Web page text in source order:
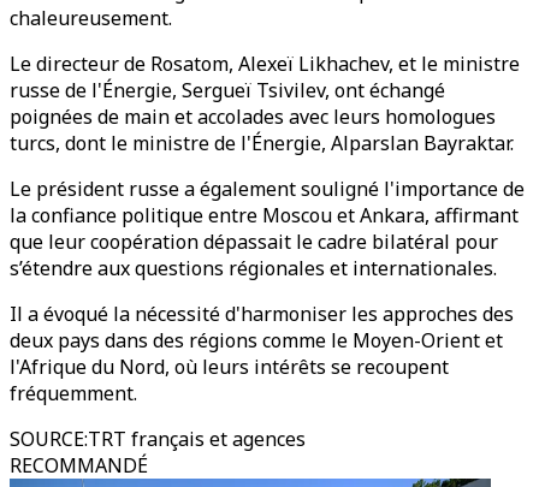
chaleureusement.
Le directeur de Rosatom, Alexeï Likhachev, et le ministre
russe de l'Énergie, Sergueï Tsivilev, ont échangé
poignées de main et accolades avec leurs homologues
turcs, dont le ministre de l'Énergie, Alparslan Bayraktar.
Le président russe a également souligné l'importance de
la confiance politique entre Moscou et Ankara, affirmant
que leur coopération dépassait le cadre bilatéral pour
s’étendre aux questions régionales et internationales.
Il a évoqué la nécessité d'harmoniser les approches des
deux pays dans des régions comme le Moyen-Orient et
l'Afrique du Nord, où leurs intérêts se recoupent
fréquemment.
SOURCE:TRT français et agences
RECOMMANDÉ